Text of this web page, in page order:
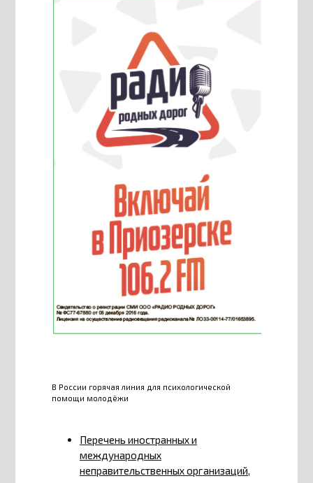
В России горячая линия для психологической
помощи молодёжи
Перечень иностранных и
международных
неправительственных организаций,